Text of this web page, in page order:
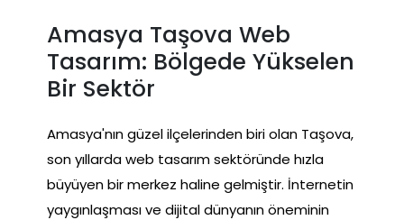
Amasya Taşova Web
Tasarım: Bölgede Yükselen
Bir Sektör
Amasya'nın güzel ilçelerinden biri olan Taşova,
son yıllarda web tasarım sektöründe hızla
büyüyen bir merkez haline gelmiştir. İnternetin
yaygınlaşması ve dijital dünyanın öneminin